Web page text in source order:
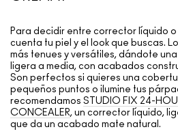
Para decidir entre corrector líquido o
cuenta tu piel y el look que buscas.
más tenues y versátiles, dándote
ligera a media, con acabados
Son perfectos si quieres una
pequeños puntos o ilumine tus
recomendamos STUDIO FIX 24-
CONCEALER, un corrector líquido,
que da un acabado mate natural.